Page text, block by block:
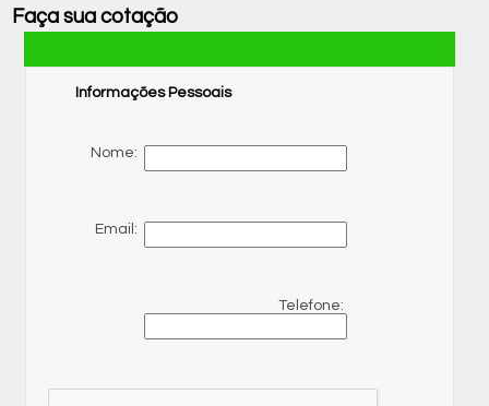
Faça sua cotação
Informações Pessoais
Nome:
Email:
Telefone: